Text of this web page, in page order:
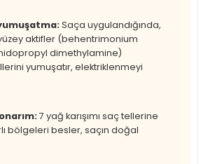
Saça uygulandığında,
aktifler (behentrimonium
dimethylamine)
yumuşatır, elektriklenmeyi
7 yağ karışımı saç tellerine
bölgeleri besler, saçın doğal